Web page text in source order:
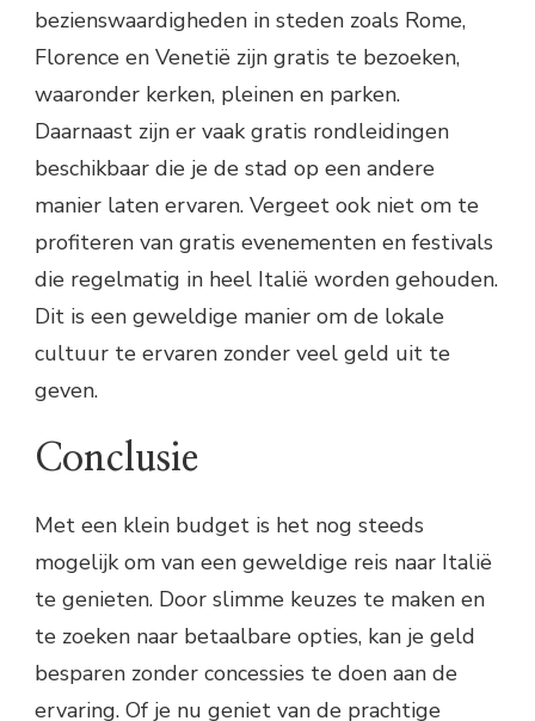
bezienswaardigheden in steden zoals Rome,
Florence en Venetië zijn gratis te bezoeken,
waaronder kerken, pleinen en parken.
Daarnaast zijn er vaak gratis rondleidingen
beschikbaar die je de stad op een andere
manier laten ervaren. Vergeet ook niet om te
profiteren van gratis evenementen en festivals
die regelmatig in heel Italië worden gehouden.
Dit is een geweldige manier om de lokale
cultuur te ervaren zonder veel geld uit te
geven.
Conclusie
Met een klein budget is het nog steeds
mogelijk om van een geweldige reis naar Italië
te genieten. Door slimme keuzes te maken en
te zoeken naar betaalbare opties, kan je geld
besparen zonder concessies te doen aan de
ervaring. Of je nu geniet van de prachtige